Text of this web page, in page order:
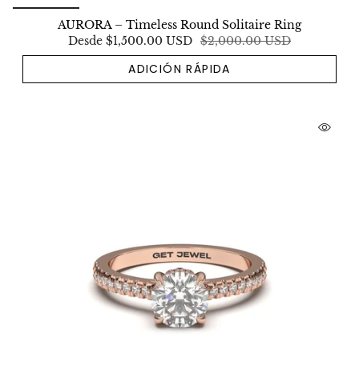
AURORA – Timeless Round Solitaire Ring
Desde $1,500.00 USD $2,000.00 USD
ADICIÓN RÁPIDA